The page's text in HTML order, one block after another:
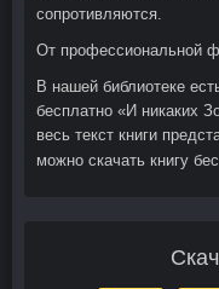
сопротивляются.
От профессиональной
В нашей библиотеке
бесплатно «И никаких
весь текст книги
можно скачать книгу